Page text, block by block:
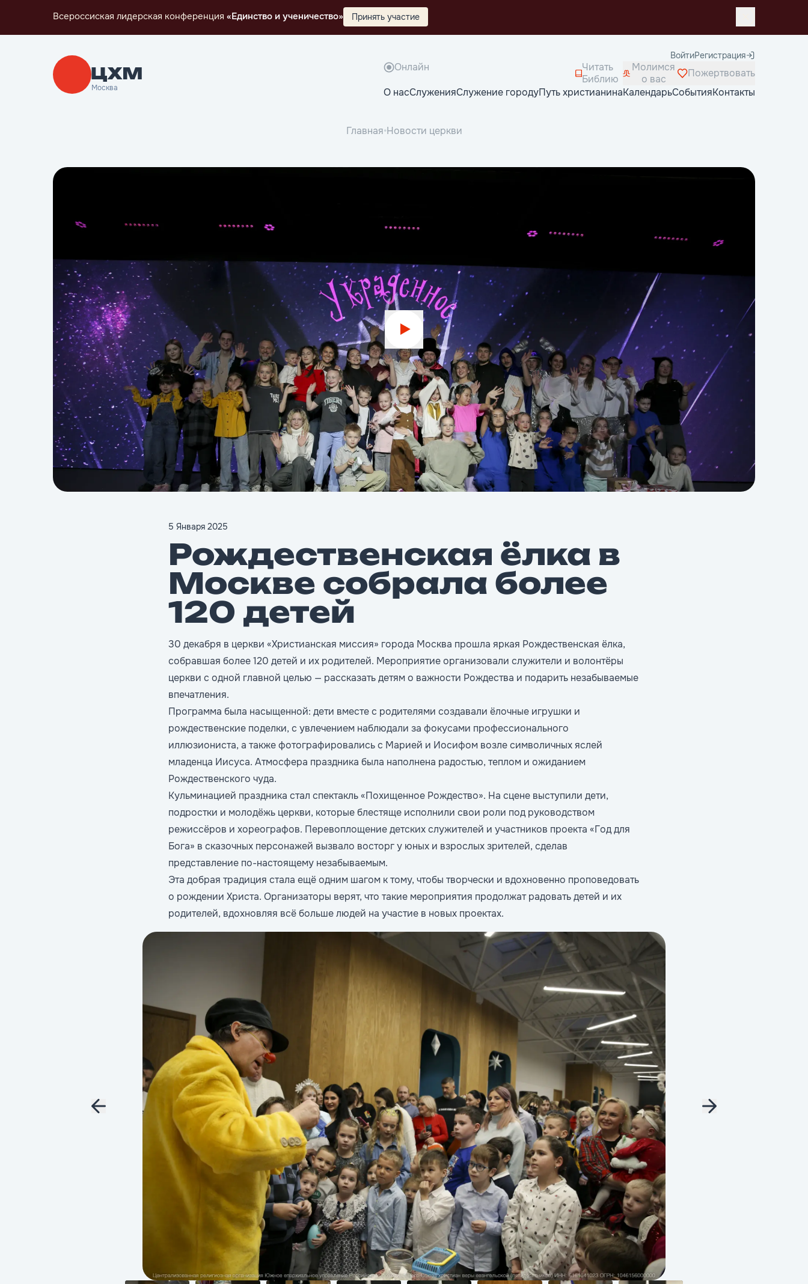
Всероссиская лидерская конференция «Единство и ученичество» Принять участие
Москва
ВойтиРегистрация
Онлайн
Читать
Библию
Молимся
о вас
Пожертвовать
О насСлуженияСлужение городуПуть христианинаКалендарьСобытияКонтакты
Главная•Новости церкви
5 Января 2025
Рождественская ёлка в
Москве собрала более
120 детей
30 декабря в церкви «Христианская миссия» города Москва прошла яркая Рождественская ёлка,
собравшая более 120 детей и их родителей. Мероприятие организовали служители и волонтёры
церкви с одной главной целью — рассказать детям о важности Рождества и подарить незабываемые
впечатления.
Программа была насыщенной: дети вместе с родителями создавали ёлочные игрушки и
рождественские поделки, с увлечением наблюдали за фокусами профессионального
иллюзиониста, а такжефотографировалисьс Марией и Иосифом возле символичных яслей
младенца Иисуса. Атмосфера праздника была наполнена радостью, теплом и ожиданием
Рождественского чуда.
Кульминацией праздника стал спектакль «Похищенное Рождество». На сцене выступили дети,
подростки и молодёжь церкви, которые блестяще исполнили свои роли под руководством
режиссёров и хореографов. Перевоплощение детских служителей и участников проекта «Год для
Бога» в сказочных персонажей вызвало восторг у юных и взрослых зрителей, сделав
представление по-настоящему незабываемым.
Эта добрая традиция стала ещё одним шагом к тому, чтобы творчески и вдохновенно проповедовать
о рождении Христа. Организаторы верят, что такие мероприятия продолжат радовать детей и их
родителей, вдохновляя всё больше людей на участие в новых проектах.